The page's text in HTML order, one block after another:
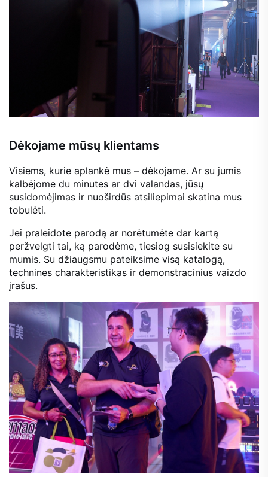
Dėkojame mūsų klientams
Visiems, kurie aplankė mus – dėkojame. Ar su jumis
kalbėjome du minutes ar dvi valandas, jūsų
susidomėjimas ir nuoširdūs atsiliepimai skatina mus
tobulėti.
Jei praleidote parodą ar norėtumėte dar kartą
peržvelgti tai, ką parodėme, tiesiog susisiekite su
mumis. Su džiaugsmu pateiksime visą katalogą,
technines charakteristikas ir demonstracinius vaizdo
įrašus.